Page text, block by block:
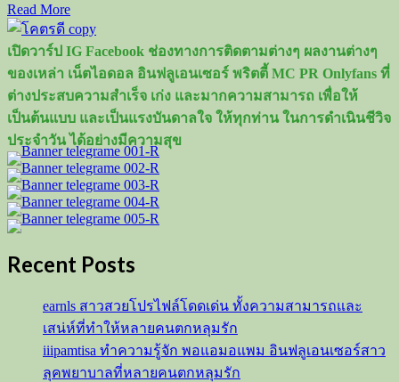
Read MoreRead
more
about
เปิด
วาร์
ป
เน็ต
ไอ
ดอล
สาว
น้อง
สุ
สาว
สุด
ฮอต
สวย
เปิดวาร์ป IG Facebook ช่องทางการติดตามต่างๆ ผลงานต่างๆ
ของเหล่า เน็ตไอดอล อินฟลูเอนเซอร์ พริตตี้ MC PR Onlyfans ที่
ต่างประสบความสำเร็จ เก่ง และมากความสามารถ เพื่อให้
เป็นต้นแบบ และเป็นแรงบันดาลใจ ให้ทุกท่าน ในการดำเนินชีวิจ
ประจำวัน ได้อย่างมีความสุข
Recent Posts
earnls สาวสวยโปรไฟล์โดดเด่น ทั้งความสามารถและ
เสน่ห์ที่ทำให้หลายคนตกหลุมรัก
iiipamtisa ทำความรู้จัก พอแอมอแพม อินฟลูเอนเซอร์สาว
ลุคพยาบาลที่หลายคนตกหลุมรัก